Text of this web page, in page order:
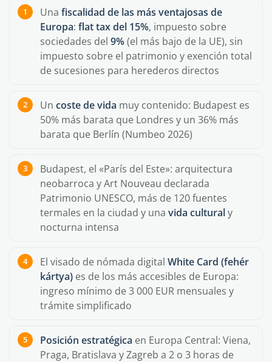
Una fiscalidad de las más ventajosas de
Europa: flat tax del 15%, impuesto sobre
sociedades del 9%(el más bajo de la UE), sin
impuesto sobre el patrimonio y exención total
de sucesiones para herederos directos
Un coste de vida muy contenido: Budapest es
50% más barata que Londres y un 36% más
barata que Berlín (Numbeo 2026)
Budapest, el «París del Este»: arquitectura
neobarroca y Art Nouveau declarada
Patrimonio UNESCO, más de 120 fuentes
termales en la ciudad y una vida culturaly
nocturna intensa
El visado de nómada digital White Card (fehér
kártya) es de los más accesibles de Europa:
ingreso mínimo de 3 000 EUR mensuales y
trámite simplificado
Posición estratégica en Europa Central: Viena,
Praga, Bratislava y Zagreb a 2 o 3 horas de